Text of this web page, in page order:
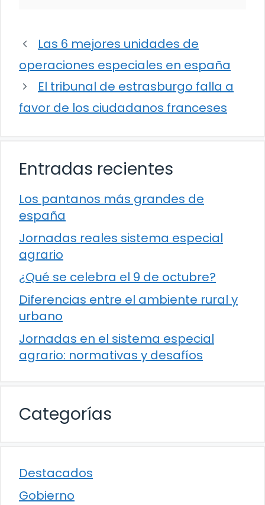
Las 6 mejores unidades de
operaciones especiales en españa
El tribunal de estrasburgo falla a
favor de los ciudadanos franceses
Entradas recientes
Los pantanos más grandes de
españa
Jornadas reales sistema especial
agrario
¿Qué se celebra el 9 de octubre?
Diferencias entre el ambiente rural y
urbano
Jornadas en el sistema especial
agrario: normativas y desafíos
Categorías
Destacados
Gobierno